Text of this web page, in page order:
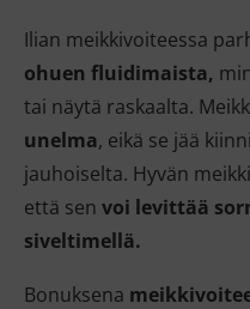
Ilian meikkivoiteessa
ohuen fluidimaista,
tai näytä raskaalta.
unelma, eikä se jää
jauhoiselta. Hyvän
että sen voi levittää
siveltimellä.
Bonuksena